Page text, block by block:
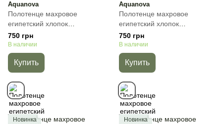
Aquanova
Полотенце махровое
египетский хлопок
AQUANOVA London Graphite,
Тёмно-серый, 30х50 см, Для
рук
750 грн
В наличии
Купить
Aquanova
Полотенце махровое
египетский хлопок
AQUANOVA London Black,
Черный, 30х50 см, Для рук
750 грн
В наличии
Купить
Новинка
Новинка